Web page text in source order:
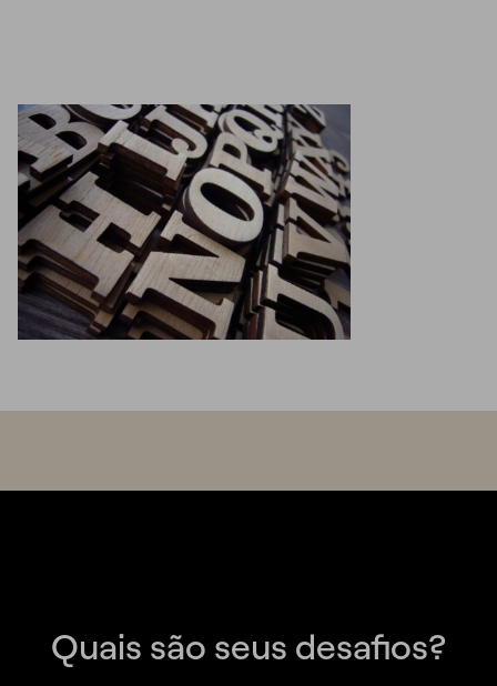
Quais são seus desafios?